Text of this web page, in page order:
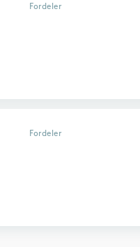
Fordeler
Fordeler